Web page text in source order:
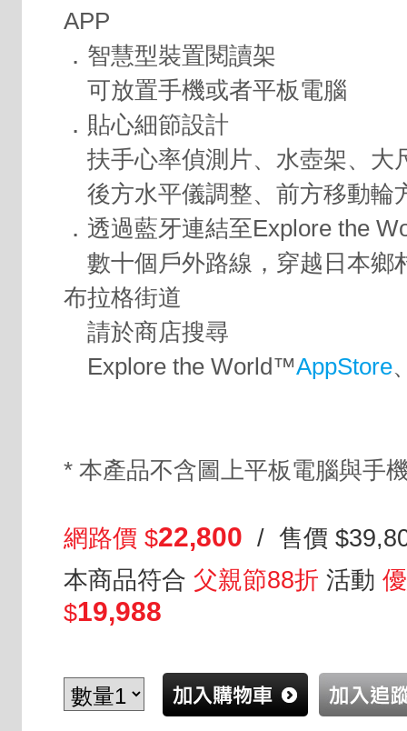
APP
．智慧型裝置閱讀架
可放置手機或者平板電腦
．貼心細節設計
扶手心率偵測片、水壺架、大
後方水平儀調整、前方移動輪
．透過藍牙連結至Explore the
數十個戶外路線，穿越日本鄉
布拉格街道
請於商店搜尋
Explore the World™AppStore
* 本產品不含圖上平板電腦與手
網路價 $22,800 / 售價
本商品符合 父親節88折 活動
$19,988